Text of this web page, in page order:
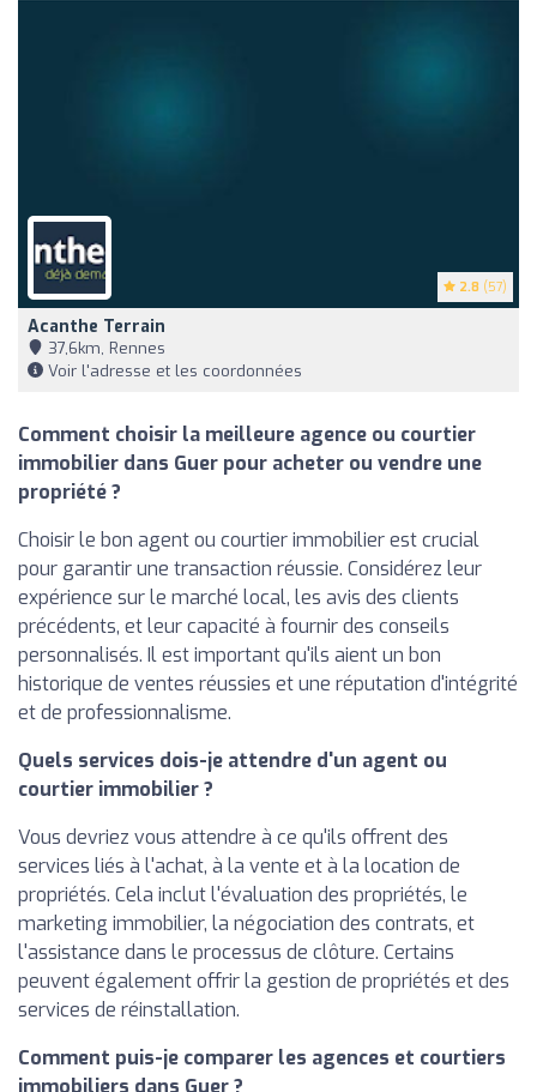
2.8 (57)
Acanthe Terrain
37,6km, Rennes
Voir l'adresse et les coordonnées
Comment choisir la meilleure agence ou courtier
immobilier dans Guer pour acheter ou vendre une
propriété ?
Choisir le bon agent ou courtier immobilier est crucial
pour garantir une transaction réussie. Considérez leur
expérience sur le marché local, les avis des clients
précédents, et leur capacité à fournir des conseils
personnalisés. Il est important qu'ils aient un bon
historique de ventes réussies et une réputation d'intégrité
et de professionnalisme.
Quels services dois-je attendre d'un agent ou
courtier immobilier ?
Vous devriez vous attendre à ce qu'ils offrent des
services liés à l'achat, à la vente et à la location de
propriétés. Cela inclut l'évaluation des propriétés, le
marketing immobilier, la négociation des contrats, et
l'assistance dans le processus de clôture. Certains
peuvent également offrir la gestion de propriétés et des
services de réinstallation.
Comment puis-je comparer les agences et courtiers
immobiliers dans Guer ?